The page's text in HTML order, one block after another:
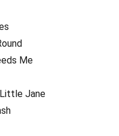
Me
Jane